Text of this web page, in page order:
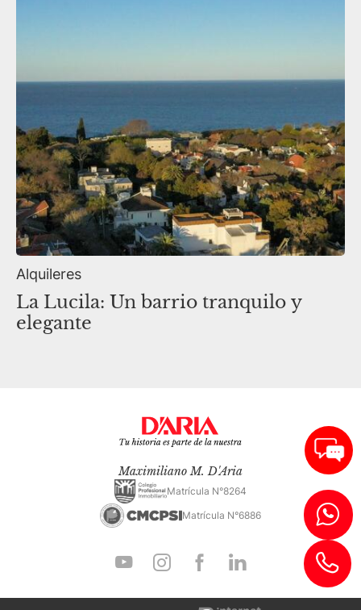
Alquileres
La Lucila: Un barrio tranquilo y
elegante
Maximiliano M. D'Aria
Matrícula N°8264
Matrícula N°6886